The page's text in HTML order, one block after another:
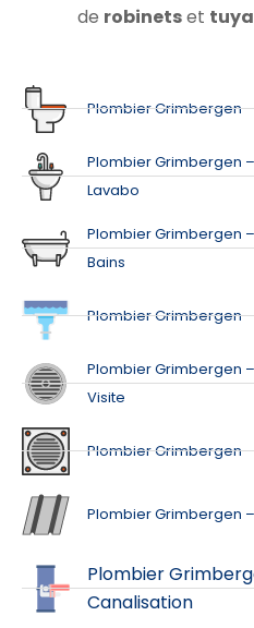
de robinetset
Plombier Grimbergen
Plombier Grimbergen
Lavabo
Plombier Grimbergen
Bains
Plombier Grimbergen
Plombier Grimbergen
Visite
Plombier Grimbergen
Plombier Grimbergen
Plombier
Canalisation